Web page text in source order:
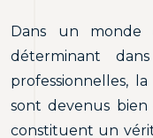
Dans un monde
déterminant
professionnelles, la
sont devenus
constituent un